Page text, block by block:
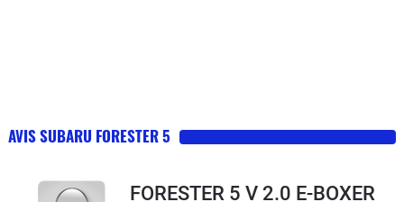
AVIS SUBARU FORESTER 5
FORESTER 5 V 2.0 E-BOXER